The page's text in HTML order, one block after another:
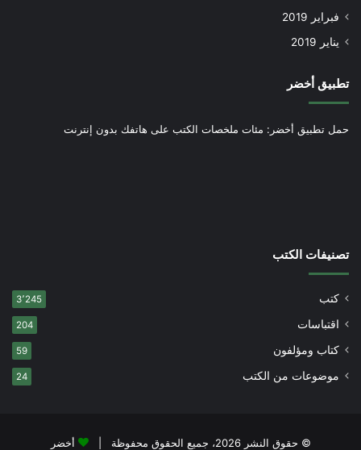
فبراير 2019
يناير 2019
تطبيق أخضر
حمل تطبيق أخضر: مئات ملخصات الكتب على هاتفك بدون إنترنت
تصنيفات الكتب
كتب 3٬245
اقتباسات 204
كتاب ومؤلفون 59
موضوعات من الكتب 24
© حقوق النشر 2026، جميع الحقوق محفوظة | أخضر